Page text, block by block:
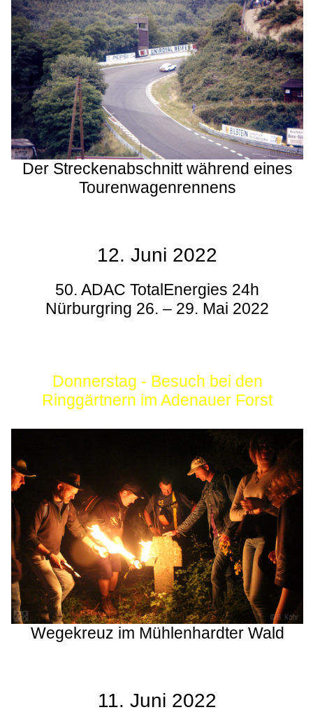
Der Streckenabschnitt während eines
Tourenwagenrennens
12. Juni 2022
50. ADAC TotalEnergies 24h
Nürburgring 26. – 29. Mai 2022
Donnerstag - Besuch bei den
Ringgärtnern im Adenauer Forst
Wegekreuz im Mühlenhardter Wald
11. Juni 2022